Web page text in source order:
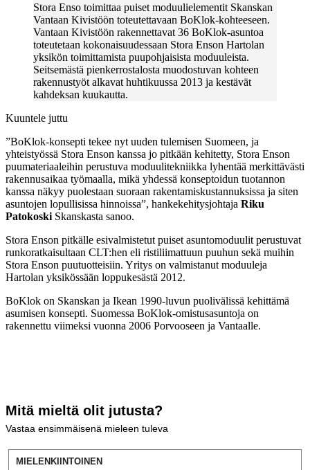
Stora Enso toimittaa puiset moduulielementit Skanskan
Vantaan Kivistöön toteutettavaan BoKlok-kohteeseen.
Vantaan Kivistöön rakennettavat 36 BoKlok-asuntoa
toteutetaan kokonaisuudessaan Stora Enson Hartolan
yksikön toimittamista puupohjaisista moduuleista.
Seitsemästä pienkerrostalosta muodostuvan kohteen
rakennustyöt alkavat huhtikuussa 2013 ja kestävät
kahdeksan kuukautta.
Kuuntele juttu
”BoKlok-konsepti tekee nyt uuden tulemisen Suomeen, ja
yhteistyössä Stora Enson kanssa jo pitkään kehitetty, Stora Enson
puumateriaaleihin perustuva moduulitekniikka lyhentää merkittävästi
rakennusaikaa työmaalla, mikä yhdessä konseptoidun tuotannon
kanssa näkyy puolestaan suoraan rakentamiskustannuksissa ja siten
asuntojen lopullisissa hinnoissa”, hankekehitysjohtaja Riku
Patokoski Skanskasta sanoo.
Stora Enson pitkälle esivalmistetut puiset asuntomoduulit perustuvat
runkoratkaisultaan CLT:hen eli ristiliimattuun puuhun sekä muihin
Stora Enson puutuotteisiin. Yritys on valmistanut moduuleja
Hartolan yksikössään loppukesästä 2012.
BoKlok on Skanskan ja Ikean 1990-luvun puolivälissä kehittämä
asumisen konsepti. Suomessa BoKlok-omistusasuntoja on
rakennettu viimeksi vuonna 2006 Porvooseen ja Vantaalle.
Mitä mieltä olit jutusta?
Vastaa ensimmäisenä mieleen tuleva
MIELENKIINTOINEN